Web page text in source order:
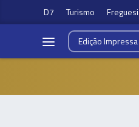
D7 Turismo
EdiçãoImpressa